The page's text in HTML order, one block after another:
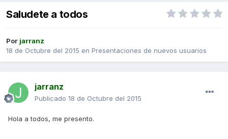
Saludete a todos
Por jarranz
18 de Octubre del 2015 en Presentaciones de nuevos usuarios
jarranz
Publicado 18 de Octubre del 2015
Hola a todos, me presento.